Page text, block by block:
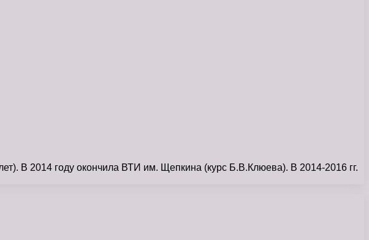
В 2014 году окончила ВТИ им. Щепкина (курс Б.В.Клюева). В 2014-2016 гг.